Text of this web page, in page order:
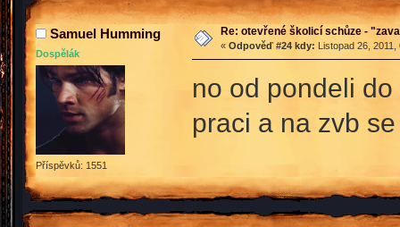
Samuel Humming
Dospělák
Příspěvků: 1551
Re: otevřené školicí schůze -
« Odpověď #24 kdy: Listopad 26,
no od pondeli
praci a na zvb